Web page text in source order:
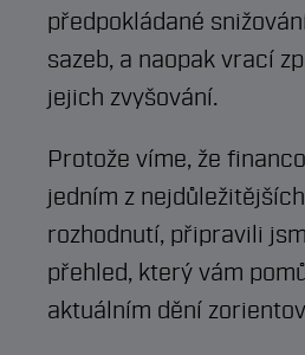
předpokládané
sazeb, a naopak vrací
jejich zvyšování.
Protože víme, že
jedním z
rozhodnutí, připravili
přehled, který vám
aktuálním dění